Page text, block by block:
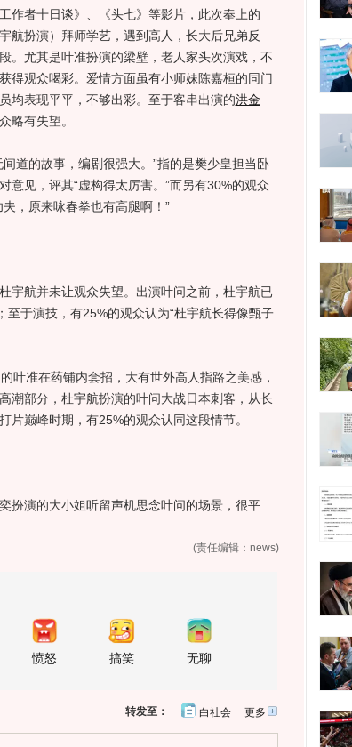
者十日谈》、《头七》等影片，此次奉上的
航扮演）拜师学艺，遇到高人，长大后兄弟反
。尤其是叶准扮演的梁壁，老人家头次演戏，不
得观众喝彩。爱情方面虽有小师妹陈嘉桓的同门
均表现平平，不够出彩。至于客串出演的洪金
略有失望。
的故事，编剧很强大。”指的是樊少皇担当卧
意见，评其“虚构得太厉害。”而另有30%的观众
，原来咏春拳也有高腿啊！”
航并未让观众失望。出演叶问之前，杜宇航已
至于演技，有25%的观众认为“杜宇航长得像甄子
准在药铺内套招，大有世外高人指路之美感，
潮部分，杜宇航扮演的叶问大战日本刺客，从长
巅峰时期，有25%的观众认同这段情节。
演的大小姐听留声机思念叶问的场景，很平
(责任编辑：news)
愤怒 搞笑 无聊
更多开
转发至： 白社会